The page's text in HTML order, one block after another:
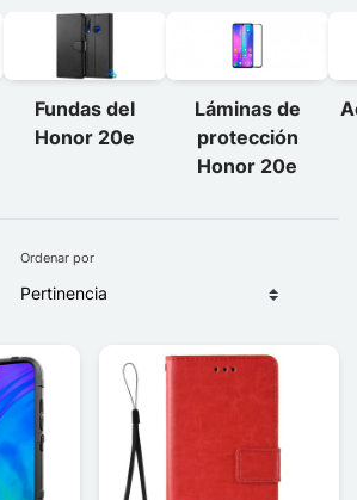
Fundas del
Honor 20e
Láminas de
protección
Honor 20e
Ordenar por